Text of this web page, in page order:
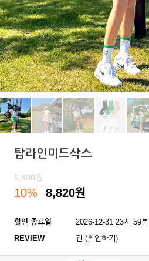
탑라인미드삭스
9,800원
10% 8,820원
할인 종료일
2026-12-31 23시 59분
REVIEW
건 (확인하기)